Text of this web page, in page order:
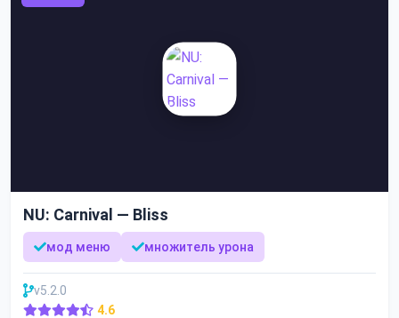
NU: Carnival — Bliss
мод меню множитель урона
v5.2.0
4.6